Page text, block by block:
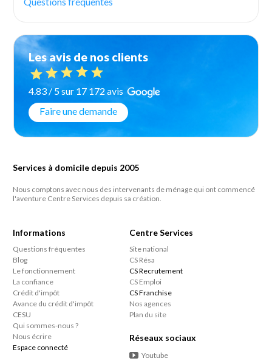
Les avis de nos clients
4.83 / 5 sur 17 172 avis
Faire une demande
Services à domicile depuis 2005
Nous comptons avec nous des intervenants de ménage qui ont commencé
l'aventure Centre Services depuis sa création.
Informations
Questions fréquentes
Blog
Le fonctionnement
La confiance
Crédit d'impôt
Avance du crédit d'impôt
CESU
Qui sommes-nous ?
Nous écrire
Espace connecté
Centre Services
Site national
CS Résa
CS Recrutement
CS Emploi
CS Franchise
Nos agences
Plan du site
Réseaux sociaux
Youtube